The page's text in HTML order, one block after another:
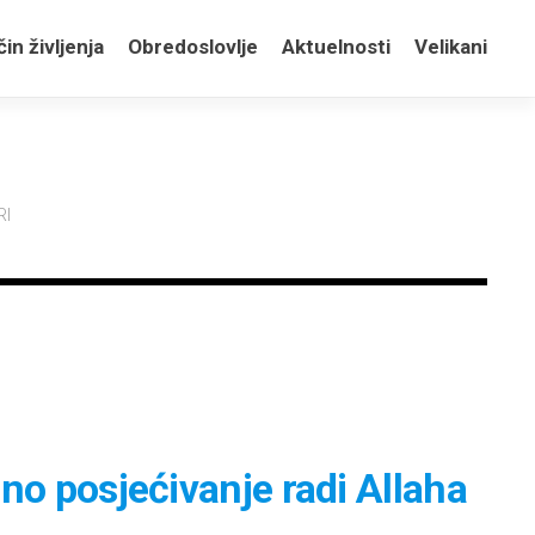
življenja Obredoslovlje Aktuelnosti Velikani
posjećivanje radi Allaha